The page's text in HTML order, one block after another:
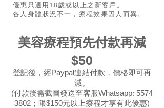
優惠只適用18歲或以上之新客戶。
各人身體狀況不一，療程效果因人而異。
​美容療程預先付款再減
$50
登記後，經Paypal連結付款，價格即可再
減。
(付款後需截圖發送至客服Whatsapp: 5574
3802 ；限$150元以上療程才享有此優惠)